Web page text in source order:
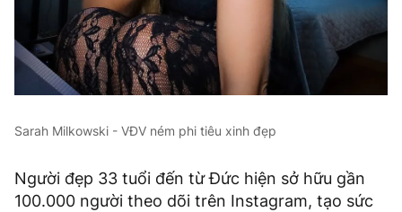
Sarah Milkowski - VĐV ném phi tiêu xinh đẹp
Người đẹp 33 tuổi đến từ Đức hiện sở hữu gần
100.000 người theo dõi trên Instagram, tạo sức